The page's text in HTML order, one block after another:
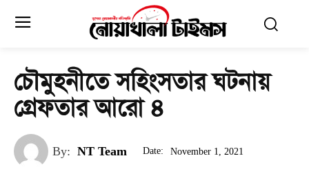
চৌমুহনীতে সহিংসতার ঘটনায়
গ্রেফতার আরো ৪
By: NT Team Date: November 1, 2021